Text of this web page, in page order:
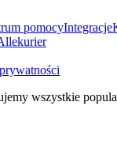
pomocyIntegracje
wszystkie